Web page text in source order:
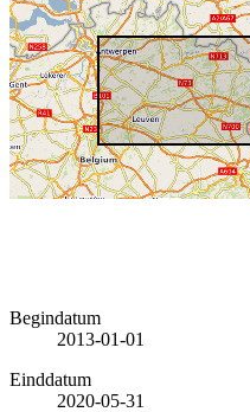
Begindatum
2013-01-01
Einddatum
2020-05-31